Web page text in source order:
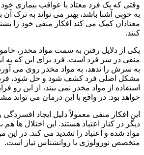
وقتی که یک فرد معتاد با عواقب بیماری خود
به خوبی آشنا باشد، بهتر می تواند به ترک آن
معتادان کمک می کند افکار منفی خود را
کنند.
یکی از دلایل رفتن به سمت مواد مخدر،
منفی در سر فرد است. فرد برای این که به
به سرش را ندهد، به مواد مخدر روی می
مشکل اصلی فرد کشف شود و حل شود، فرد
استفاده از مواد مخدر نمی بیند، از این رو
خواهد بود. در واقع با این درمان می تواند
این افکار منفی معمولاً دلیل ایجاد افسردگی
دیگر در کنار اعتیاد هستند. این اختلال ها
مواد شده و اعتیاد را تشدید می کند. در این
متخصص نورولوژی یا روانشناس نیاز است.